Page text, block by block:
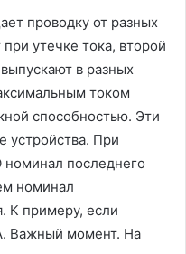
проводку от разных
утечке тока, второй
в разных
током
способностью. Эти
устройства. При
последнего
номинал
К примеру, если
Важный момент. На